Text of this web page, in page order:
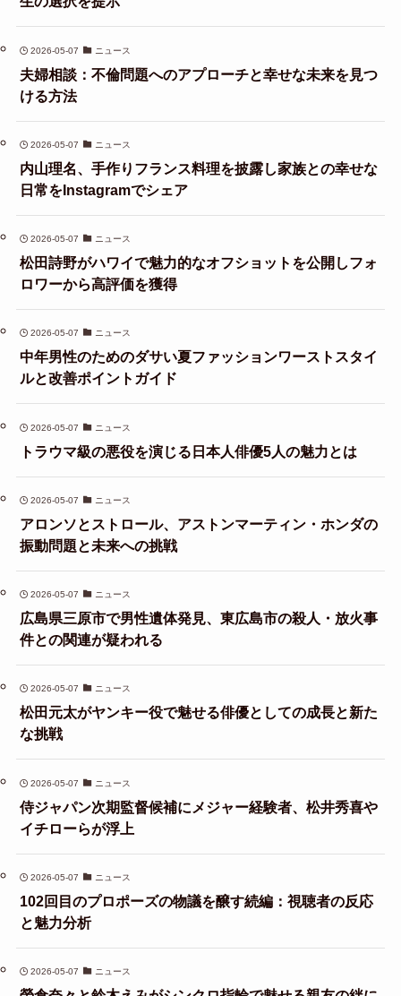
2026-05-07 ニュース
夫婦相談：不倫問題へのアプローチと幸せな未来を見つ
ける方法
2026-05-07 ニュース
内山理名、手作りフランス料理を披露し家族との幸せな
日常をInstagramでシェア
2026-05-07 ニュース
松田詩野がハワイで魅力的なオフショットを公開しフォ
ロワーから高評価を獲得
2026-05-07 ニュース
中年男性のためのダサい夏ファッションワーストスタイ
ルと改善ポイントガイド
2026-05-07 ニュース
トラウマ級の悪役を演じる日本人俳優5人の魅力とは
2026-05-07 ニュース
アロンソとストロール、アストンマーティン・ホンダの
振動問題と未来への挑戦
2026-05-07 ニュース
広島県三原市で男性遺体発見、東広島市の殺人・放火事
件との関連が疑われる
2026-05-07 ニュース
松田元太がヤンキー役で魅せる俳優としての成長と新た
な挑戦
2026-05-07 ニュース
侍ジャパン次期監督候補にメジャー経験者、松井秀喜や
イチローらが浮上
2026-05-07 ニュース
102回目のプロポーズの物議を醸す続編：視聴者の反応
と魅力分析
2026-05-07 ニュース